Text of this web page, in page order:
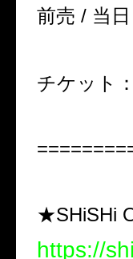
前売 / 当日
チケット：
★SHiSHi
https://